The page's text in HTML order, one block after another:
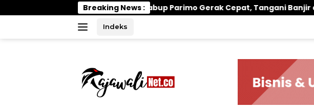
ke
Breaking News :
Wabup Parimo Gerak Cepat, Tangani Banjir di Desa Air Panas
Indeks